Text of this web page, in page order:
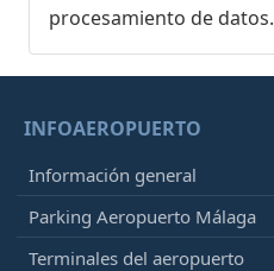
procesamiento de datos.
INFOAEROPUERTO
Información general
Parking Aeropuerto Málaga
Terminales del aeropuerto